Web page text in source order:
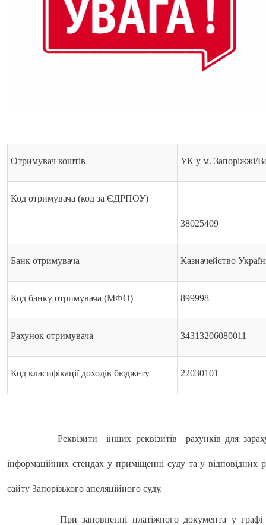
Отримувач коштів УК у м. Запоріжжі/
Код отримувача (код за ЄДРПОУ)
38025409
Банк отримувача Казначейство
Код банку отримувача (МФО) 899998
Рахунок отримувача 34313206080011
Код класифікації доходів бюджету 22030101
Реквізити інших реквізитів рахунків для
інформаційних стендах у приміщенні суду та у відповідних
сайту Запорізького апеляційного суду.
При заповненні платіжного документа у